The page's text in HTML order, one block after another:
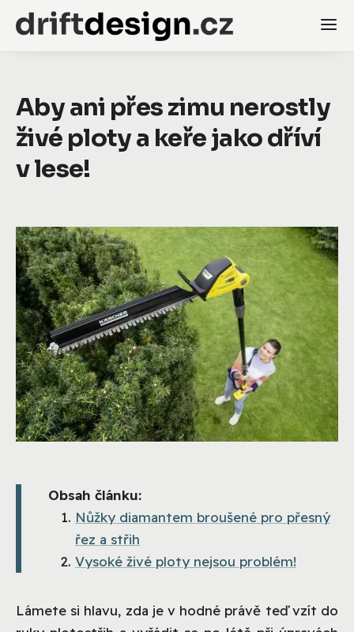
Aby ani přes zimu nerostly
živé ploty a keře jako dříví
v lese!
Obsah článku:
Nůžky diamantem broušené pro přesný
řez a střih
Vysoké živé ploty nejsou problém!
Lámete si hlavu, zda je v hodné právě teď vzít do